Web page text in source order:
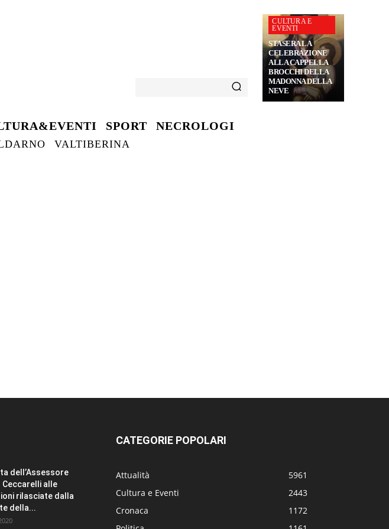
CULTURA E
EVENTI
STASERA LA
CELEBRAZIONE
ALLA CAPPELLA
BROCCHI DELLA
MADONNA DELLA
NEVE
SPORT NECROLOGI
VALTIBERINA
dell’Assessore
Ceccarelli alle
rilasciate dalla
della...
CATEGORIE POPOLARI
Attualità
5961
Cultura e Eventi
2443
Cronaca
1172